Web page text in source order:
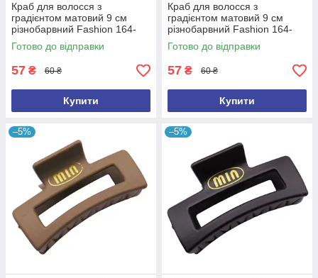
Краб для волосся з
градієнтом матовий 9 см
різнобарвний Fashion 164-
818-2
Готово до відправки
57 ₴ 60 ₴
Купити
Краб для волосся з
градієнтом матовий 9 см
різнобарвний Fashion 164-
818-1
Готово до відправки
57 ₴ 60 ₴
Купити
–5% –5%